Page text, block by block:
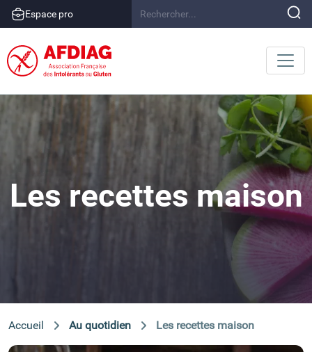
Espace pro
Les recettes maison
Accueil Au quotidien Les recettes maison